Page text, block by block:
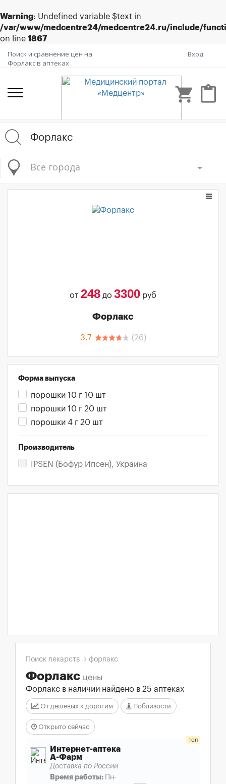
Warning: Undefined variable $text in
/var/www/medcentre24/medcentre24.ru/include/
on line 1867
Поиск и сравнение цен на
Форлакс в аптеках
Вход
shopping_cart content_paste
Все города
от 248 до 3300 руб
Форлакс
3.7 (26)
Форма выпуска
порошки 10 г 10 шт
порошки 10 г 20 шт
порошки 4 г 20 шт
Производитель
IPSEN (Бофур Ипсен), Украина
Поиск лекарств форлакс
Форлакс цены
Форлакс в наличии найдено в 25 аптеках
От дешевых к дорогим Поблизости
Открыто сейчас
Интернет-аптека
А-Фарм
Доставка по России
Время работы:
Пн-